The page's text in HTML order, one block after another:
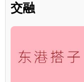
交融